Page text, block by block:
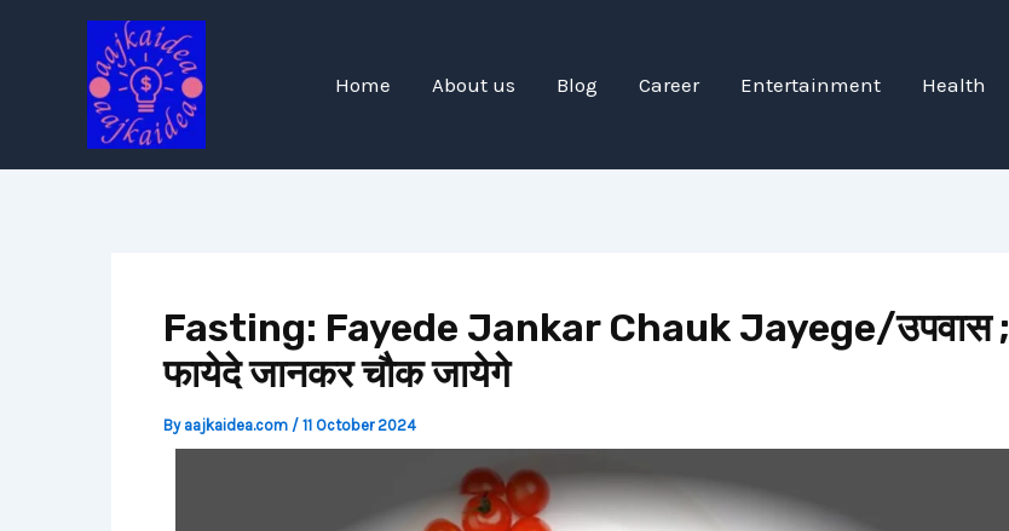
Home About us Blog Career Entertainment Health
Fasting: Fayede Jankar Chauk Jayege/उपवास ;
फायेदे जानकर चौक जायेगे
By aajkaidea.com / 11 October 2024
Post
navigation